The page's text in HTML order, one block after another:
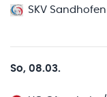
SKV Sandhofen
So, 08.03.